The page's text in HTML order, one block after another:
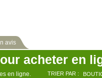
avis
acheter en
en ligne. TRIER PAR :